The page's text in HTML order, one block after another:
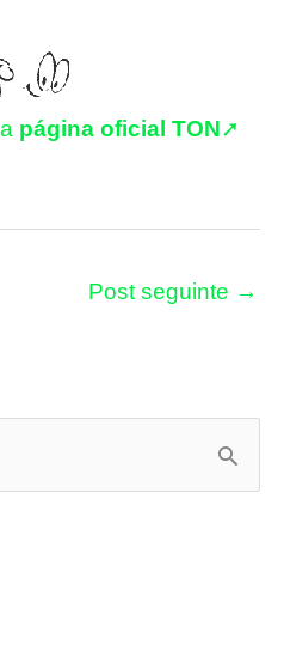
página oficial TON➚
Post seguinte →